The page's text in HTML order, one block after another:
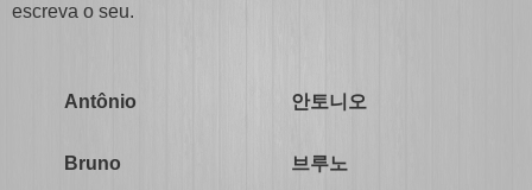
escreva o seu.
Antônio 안토니오
Bruno 브루노